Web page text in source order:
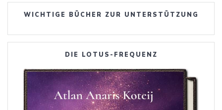
WICHTIGE BÜCHER ZUR UNTERSTÜTZUNG
DIE LOTUS-FREQUENZ